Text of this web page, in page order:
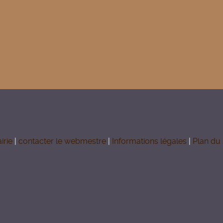
nous
de Vassogne
contacter le webmestre Informations légales Plan du